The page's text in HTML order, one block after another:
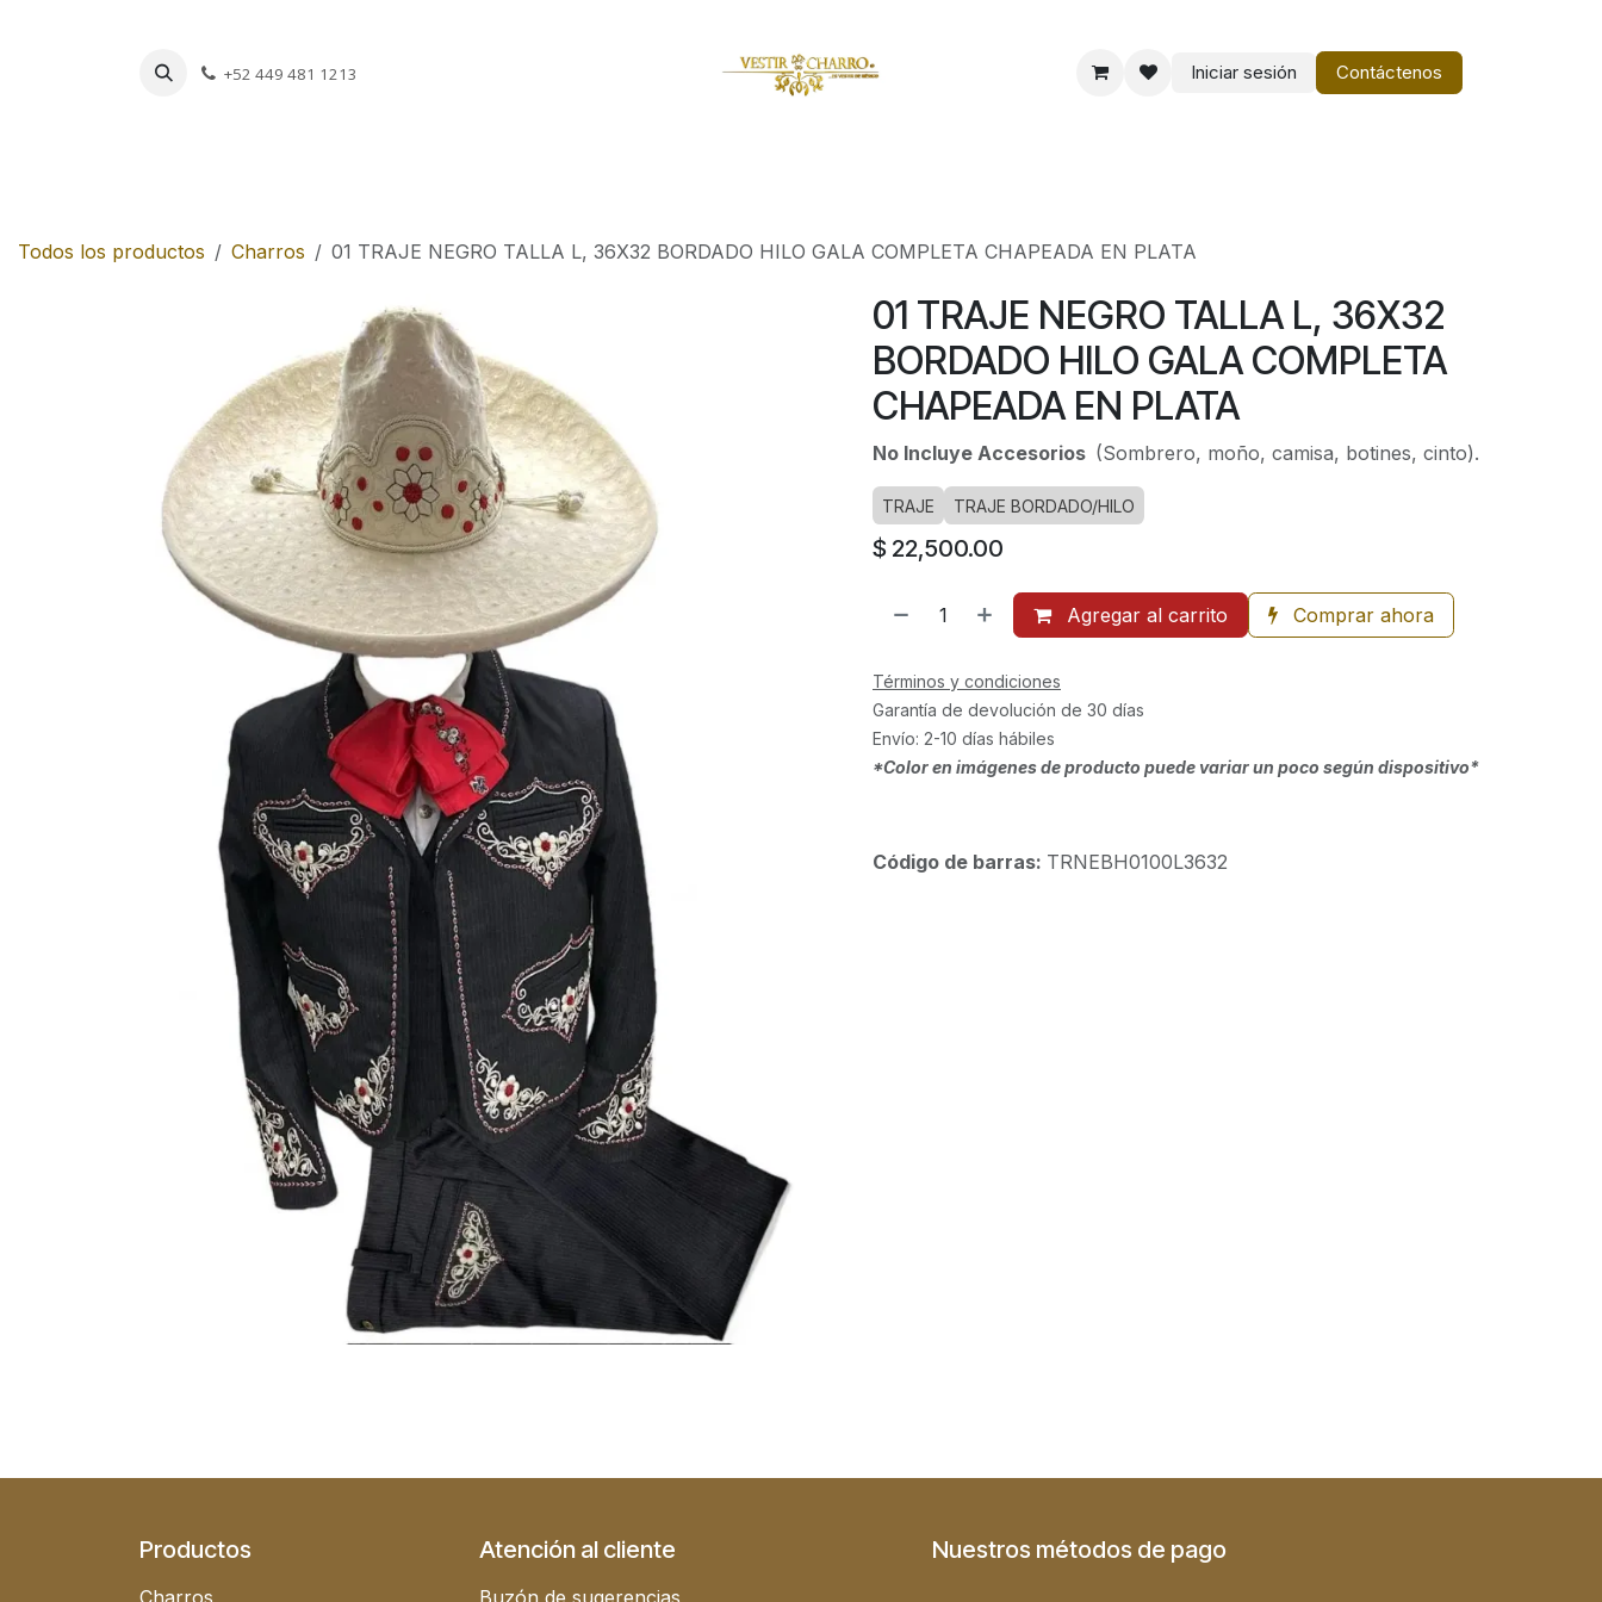
+52 449 481 1213 Iniciar sesión Contáctenos
Todos los productos Charros 01 TRAJE NEGRO TALLA L, 36X32 BORDADO HILO GALA COMPLETA CHAPEADA EN PLATA
01 TRAJE NEGRO TALLA L, 36X32
BORDADO HILO GALA COMPLETA
CHAPEADA EN PLATA
No Incluye Accesorios (Sombrero, moño, camisa, botines, cinto).
TRAJE TRAJE BORDADO/HILO
$ 22,500.00
Agregar al carrito Comprar ahora
Términos y condiciones
Garantía de devolución de 30 días
Envío: 2-10 días hábiles
*Color en imágenes de producto puede variar un poco según dispositivo*
Código de barras: TRNEBH0100L3632
Productos
Charros
Atención al cliente
Buzón de sugerencias
Nuestros métodos de pago